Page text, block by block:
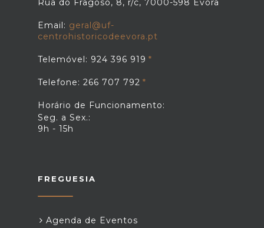
Rua do Fragoso, 8, r/c, 7000-598 Évora
Email: geral@uf-
centrohistoricodeevora.pt
Telemóvel: 924 396 919
Telefone: 266 707 792
Horário de Funcionamento:
Seg. a Sex.:
9h - 15h
FREGUESIA
Agenda de Eventos